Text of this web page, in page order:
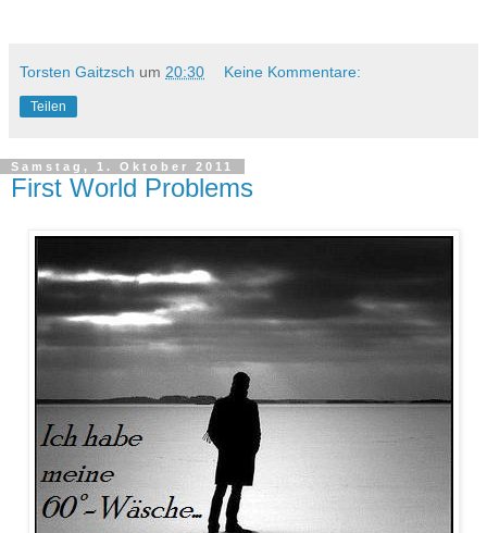
Torsten Gaitzsch um 20:30 Keine Kommentare:
Teilen
Samstag, 1. Oktober 2011
First World Problems